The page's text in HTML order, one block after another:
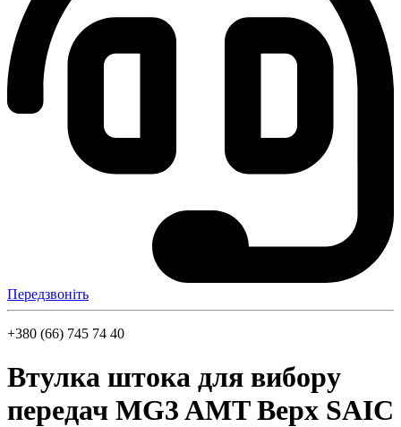
Передзвоніть
+380 (66) 745 74 40
Втулка штока для вибору
передач MG3 AMT Верх SAIC